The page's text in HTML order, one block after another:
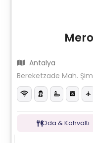
Antalya
Bereketzade Mah.
Oda & Kahvaltı